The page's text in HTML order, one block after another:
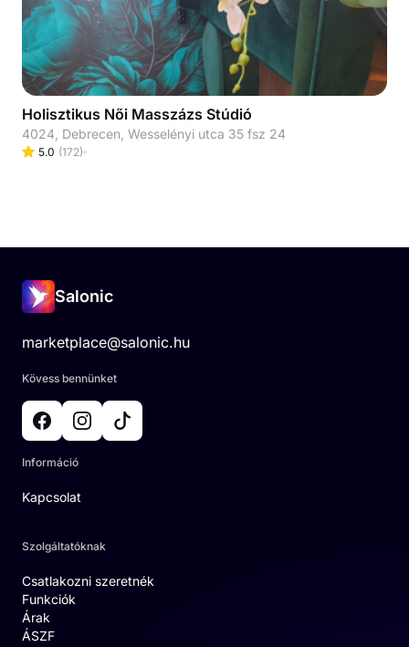
Holisztikus Női Masszázs Stúdió
4024, Debrecen, Wesselényi utca 35 fsz 24
5.0 (172)
Salonic
marketplace@salonic.hu
Kövess bennünket
Információ
Kapcsolat
Szolgáltatóknak
Csatlakozni szeretnék
Funkciók
Árak
ÁSZF